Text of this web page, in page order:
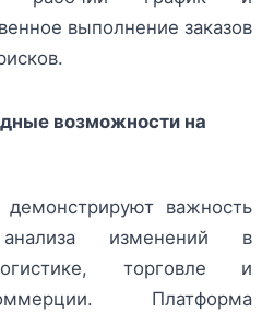
выполнение заказов
возможности на
важность
изменений в
торговле и
Платформа